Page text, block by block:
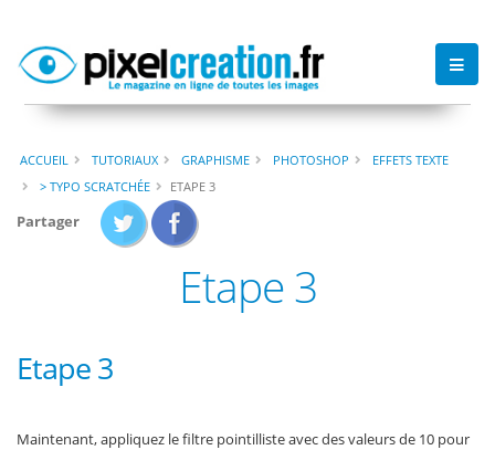
ACCUEIL TUTORIAUX GRAPHISME PHOTOSHOP
EFFETS TEXTE
> TYPO SCRATCHÉE
ETAPE 3
Partager
Etape 3
Etape 3
Maintenant, appliquez le filtre pointilliste avec des valeurs de 10 pour